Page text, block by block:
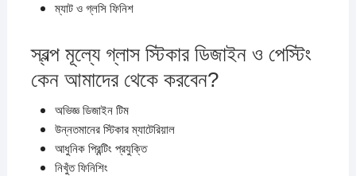
ম্যাট ও গ্লসি ফিনিশ
স্বল্প মূল্যে গ্লাস স্টিকার ডিজাইন ও পেস্টিং
কেন আমাদের থেকে করবেন?
অভিজ্ঞ ডিজাইন টিম
উন্নতমানের স্টিকার ম্যাটেরিয়াল
আধুনিক প্রিন্টিং প্রযুক্তি
নিখুঁত ফিনিশিং